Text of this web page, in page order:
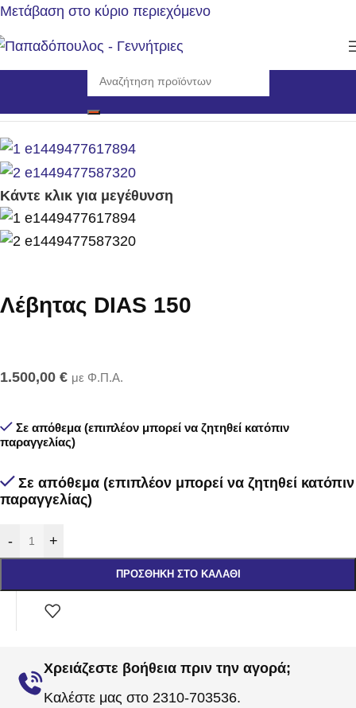
Μετάβαση στο κύριο περιεχόμενο
Αρχική σελίδα/Θέρμανση/Λέβητες
Κάντε κλικ για μεγέθυνση
Λέβητας DIAS 150
1.500,00 € με Φ.Π.Α.
Σε απόθεμα (επιπλέον μπορεί να ζητηθεί κατόπιν
παραγγελίας)
Σε απόθεμα (επιπλέον μπορεί να ζητηθεί κατόπιν
παραγγελίας)
- +
ΠΡΟΣΘΉΚΗ ΣΤΟ ΚΑΛΆΘΙ
Χρειάζεστε βοήθεια πριν την αγορά;
Καλέστε μας στο 2310-703536.